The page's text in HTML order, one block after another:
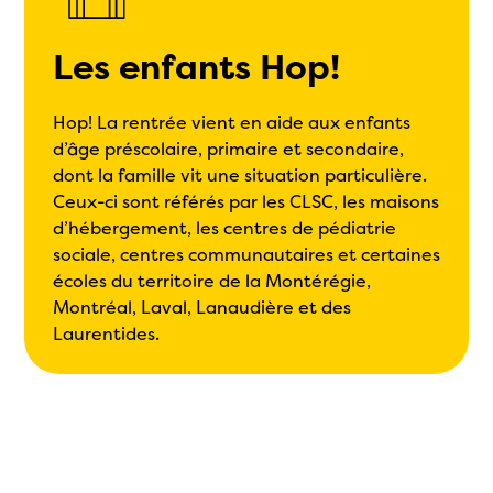
Les enfants Hop!
Hop! La rentrée vient en aide aux enfants
d’âge préscolaire, primaire et secondaire,
dont la famille vit une situation particulière.
Ceux-ci sont référés par les CLSC, les maisons
d’hébergement, les centres de pédiatrie
sociale, centres communautaires et certaines
écoles du territoire de la Montérégie,
Montréal, Laval, Lanaudière et des
Laurentides.